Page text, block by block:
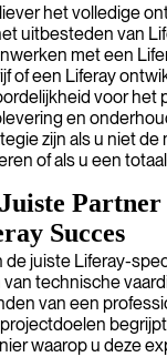
het volledige
uitbesteden van
met een
of een Liferay
voor het
en
zijn als u niet
of als u een
Partner
Succes
juiste Liferay-
technische
van een
waarop u deze